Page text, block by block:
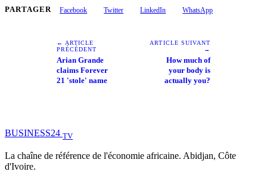
PARTAGER Facebook Twitter LinkedIn WhatsApp
← ARTICLE
PRÉCÉDENT
Arian Grande
claims Forever
21 'stole' name
ARTICLE SUIVANT
→
How much of
your body is
actually you?
BUSINESS24 TV
La chaîne de référence de l'économie africaine. Abidjan, Côte
d'Ivoire.